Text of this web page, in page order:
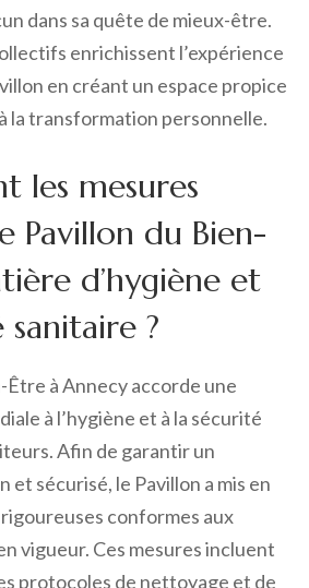
dans sa quête de mieux-être.
enrichissent l’expérience
en créant un espace propice
la transformation personnelle.
les mesures
Pavillon du Bien-
d’hygiène et
?
Être à Annecy accorde une
à l’hygiène et à la sécurité
Afin de garantir un
et sécurisé, le Pavillon a mis en
conformes aux
vigueur. Ces mesures incluent
protocoles de nettoyage et de